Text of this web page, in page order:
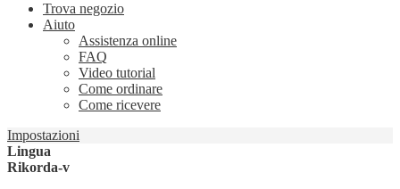
Trova negozio
Aiuto
Assistenza online
FAQ
Video tutorial
Come ordinare
Come ricevere
Impostazioni
Lingua
Rikorda-v